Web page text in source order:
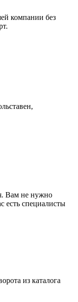
компании без
Вам не нужно
есть специалисты
из каталога